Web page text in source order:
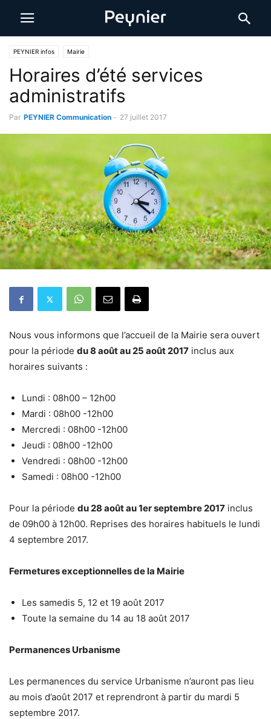
PEYNIER infos Mairie
Horaires d’été services
administratifs
Par PEYNIER Communication - 27 juillet 2017
Nous vous informons que l’accueil de la Mairie sera ouvert
pour la période du 8 août au 25 août 2017 inclus aux
horaires suivants :
Lundi : 08h00 – 12h00
Mardi : 08h00 -12h00
Mercredi : 08h00 -12h00
Jeudi : 08h00 -12h00
Vendredi : 08h00 -12h00
Samedi : 08h00 -12h00
Pour la période du 28 août au 1er septembre 2017 inclus
de 09h00 à 12h00. Reprises des horaires habituels le lundi
4 septembre 2017.
Fermetures exceptionnelles de la Mairie
Les samedis 5, 12 et 19 août 2017
Toute la semaine du 14 au 18 août 2017
Permanences Urbanisme
Les permanences du service Urbanisme n’auront pas lieu
au mois d’août 2017 et reprendront à partir du mardi 5
septembre 2017.